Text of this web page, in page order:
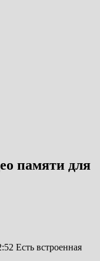
памяти для
Есть встроенная